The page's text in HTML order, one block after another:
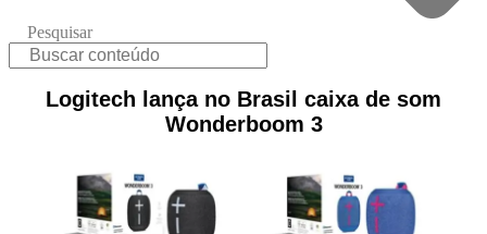
Pesquisar
Logitech lança no Brasil caixa de som
Wonderboom 3